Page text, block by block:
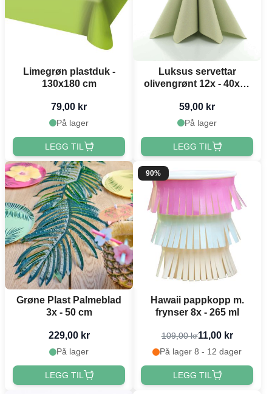
Limegrøn plastduk -
130x180 cm
79,00 kr
På lager
LEGG TIL
Luksus servettar
olivengrønt 12x - 40x40
59,00 kr
På lager
LEGG TIL
Grøne Plast Palmeblad
3x - 50 cm
229,00 kr
På lager
LEGG TIL
90%
Hawaii pappkopp m.
frynser 8x - 265 ml
109,00 kr11,00 kr
På lager 8 - 12 dager
LEGG TIL